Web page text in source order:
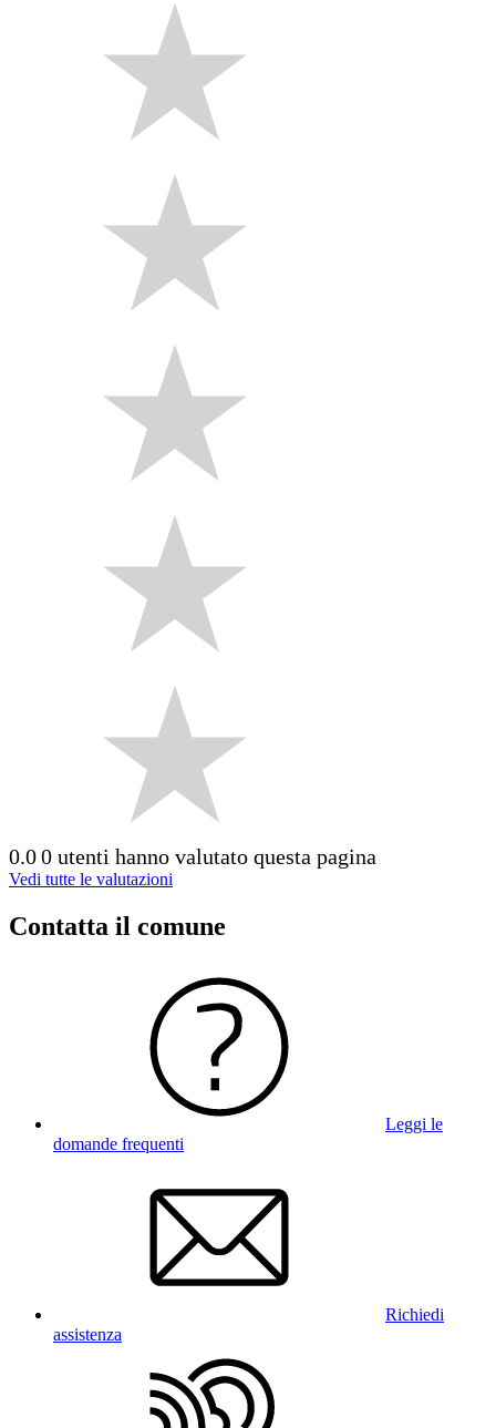
0.00 utenti hanno valutato questa pagina
Vedi tutte le valutazioni
Contatta il comune
Leggi le
domande frequenti
Richiedi
assistenza